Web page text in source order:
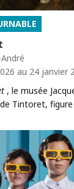
au 24 janvier
, le musée
Tintoret,